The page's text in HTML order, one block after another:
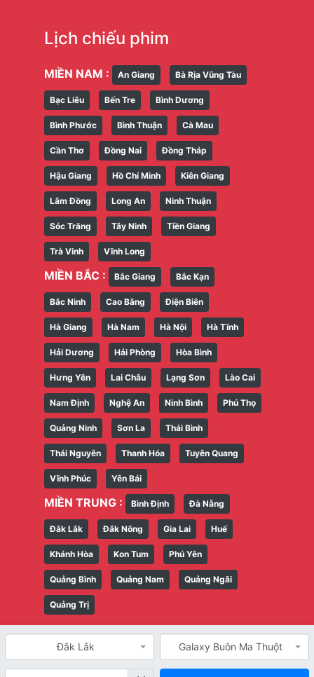
Đắk Lắk Galaxy Buôn Ma Thuột
Lịch chiếu phim
MIỀN NAM : An Giang Bà Rịa Vũng Tàu
Bạc Liêu Bến Tre Bình Dương
Bình Phước Bình Thuận Cà Mau
Cần Thơ Đồng Nai Đồng Tháp
Hậu Giang Hồ Chí Minh Kiên Giang
Lâm Đồng Long An Ninh Thuận
Sóc Trăng Tây Ninh Tiền Giang
Trà Vinh Vĩnh Long
MIỀN BẮC : Bắc Giang Bắc Kạn
Bắc Ninh Cao Bằng Điện Biên
Hà Giang Hà Nam Hà Nội Hà Tĩnh
Hải Dương Hải Phòng Hòa Bình
Hưng Yên Lai Châu Lạng Sơn Lào Cai
Nam Định Nghệ An Ninh Bình Phú Thọ
Quảng Ninh Sơn La Thái Bình
Thái Nguyên Thanh Hóa Tuyên Quang
Vĩnh Phúc Yên Bái
MIỀN TRUNG : Bình Định Đà Nẵng
Đắk Lắk Đắk Nông Gia Lai Huế
Khánh Hòa Kon Tum Phú Yên
Quảng Bình Quảng Nam Quảng Ngãi
Quảng Trị